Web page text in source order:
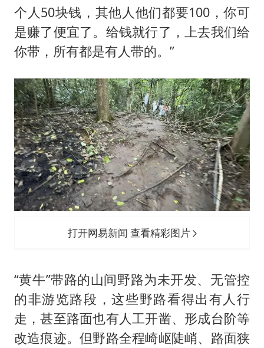
个人50块钱，其他人他们都要100，你可
是赚了便宜了。给钱就行了，上去我们给
你带，所有都是有人带的。”
打开网易新闻 查看精彩图片
“黄牛”带路的山间野路为未开发、无管控
的非游览路段，这些野路看得出有人行
走，甚至路面也有人工开凿、形成台阶等
改造痕迹。但野路全程崎岖陡峭、路面狭